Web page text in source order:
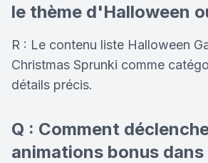
le thème d'Halloween
R : Le contenu liste Halloween
Christmas Sprunki comme
détails précis.
Q : Comment
animations bonus dans